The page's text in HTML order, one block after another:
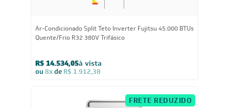
Ar-Condicionado Split Teto Inverter Fujitsu 45.000 BTUs
Quente/Frio R32 380V Trifásico
R$ 14.534,05à vista
ou 8xde R$ 1.912,38
FRETE REDUZIDO